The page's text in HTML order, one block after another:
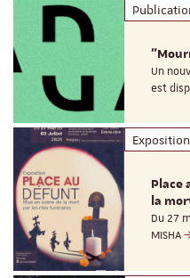
Un
est
Exposition
Place
la
Du 27
MISHA